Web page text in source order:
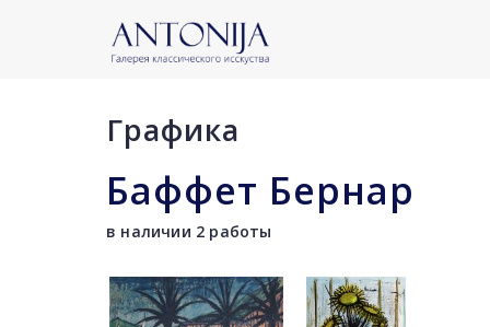
Графика
Баффет Бернар
в наличии 2 работы